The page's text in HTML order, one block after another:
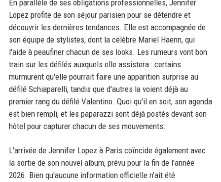
En parallèle de ses obligations professionnelles, Jennifer
Lopez profite de son séjour parisien pour se détendre et
découvrir les dernières tendances. Elle est accompagnée de
son équipe de stylistes, dont la célèbre Mariel Haenn, qui
l'aide à peaufiner chacun de ses looks. Les rumeurs vont bon
train sur les défilés auxquels elle assistera : certains
murmurent qu'elle pourrait faire une apparition surprise au
défilé Schiaparelli, tandis que d'autres la voient déjà au
premier rang du défilé Valentino. Quoi qu'il en soit, son agenda
est bien rempli, et les paparazzi sont déjà postés devant son
hôtel pour capturer chacun de ses mouvements.
L'arrivée de Jennifer Lopez à Paris coïncide également avec
la sortie de son nouvel album, prévu pour la fin de l'année
2026. Bien qu'aucune information officielle n'ait été